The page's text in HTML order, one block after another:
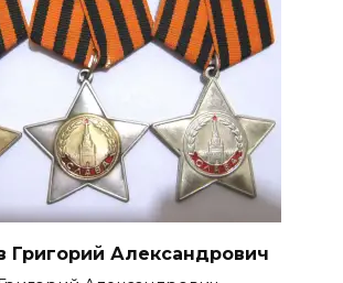
Григорий Александро­вич